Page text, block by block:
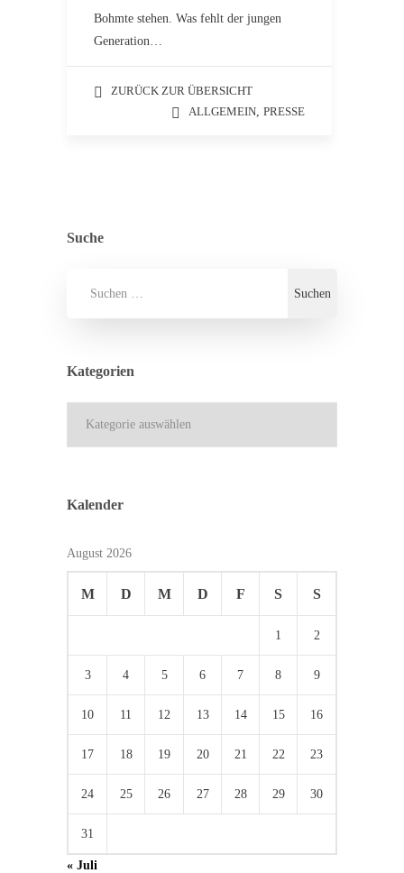
Bohmte stehen. Was fehlt der jungen
Generation…
ZURÜCK ZUR ÜBERSICHT
ALLGEMEIN, PRESSE
Suche
Kategorien
Kalender
August 2026
M D M D F S S
1 2
3 4 5 6 7 8 9
10 11 12 13 14 15 16
17 18 19 20 21 22 23
24 25 26 27 28 29 30
31
« Juli